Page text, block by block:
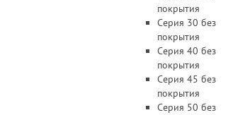
покрытия
Серия 30 без
покрытия
Серия 40 без
покрытия
Серия 45 без
покрытия
Серия 50 без